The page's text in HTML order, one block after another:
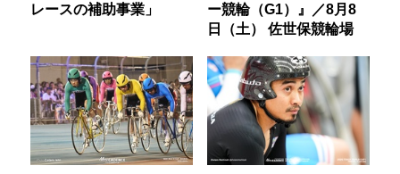
レースの補助事業」
ー競輪（G1）』／8月8
日（土） 佐世保競輪場